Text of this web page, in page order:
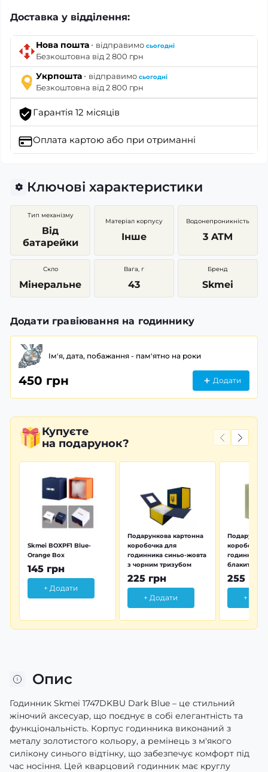
Доставка у відділення:
Нова пошта · відправимо сьогодні
Безкоштовна від 2 800 грн
Укрпошта · відправимо сьогодні
Безкоштовна від 2 800 грн
Гарантія 12 місяців
Оплата картою або при отриманні
Ключові характеристики
Тип механізму
Від
батарейки
Матеріал корпусу
Інше
Водонепроникність
3 ATM
Скло
Мінеральне
Вага, г
43
Бренд
Skmei
Додати гравіювання на годиннику
Ім'я, дата, побажання - пам'ятно на роки
450 грн Додати
Купуєте
на подарунок?
Skmei BOXPF1 Blue-
Orange Box
145 грн
+ Додати
Подарункова картонна
коробочка для
годинника синьо-жовта
з чорним тризубом
225 грн
+ Додати
коробочка
годинника
блакитна
255 грн
+
Опис
Годинник Skmei 1747DKBU Dark Blue – це стильний
жіночий аксесуар, що поєднує в собі елегантність та
функціональність. Корпус годинника виконаний з
металу золотистого кольору, а ремінець з м'якого
силікону синього відтінку, що забезпечує комфорт під
час носіння. Цей кварцовий годинник має круглу